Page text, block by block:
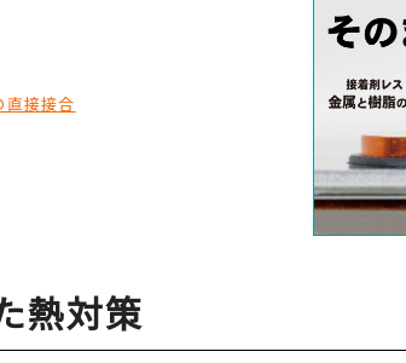
直接接合
熱対策